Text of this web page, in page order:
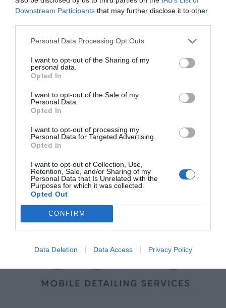
Downstream Participants that may further disclose it to other
Personal Data Processing Opt Outs
I want to opt-out of the Sharing of my
personal data.
Opted In
I want to opt-out of the Sale of my
Personal Data.
Opted In
I want to opt-out of processing my
Personal Data for Targeted Advertising.
Opted In
I want to opt-out of Collection, Use,
Retention, Sale, and/or Sharing of my
Personal Data that Is Unrelated with the
Purposes for which it was collected.
Opted Out
CONFIRM
Data Deletion Data Access Privacy Policy